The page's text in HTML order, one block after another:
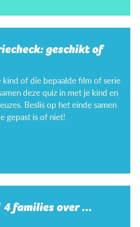
geschikt of
kind of die bepaalde film of serie
deze quiz in met je kind en
Beslis op het einde samen
gepast is of niet!
4 families over ...